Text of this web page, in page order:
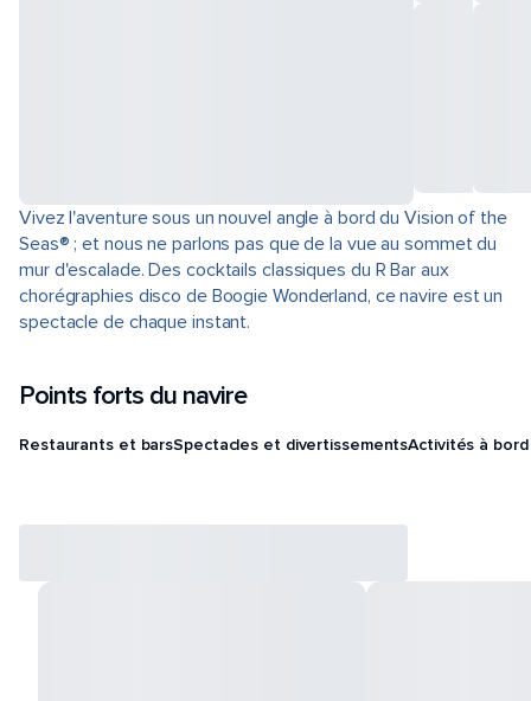
Vivez l'aventure sous un nouvel angle à bord du Vision of the
Seas® ; et nous ne parlons pas que de la vue au sommet du
mur d'escalade. Des cocktails classiques du R Bar aux
chorégraphies disco de Boogie Wonderland, ce navire est un
spectacle de chaque instant.
Points forts du navire
Restaurants et barsSpectacles et divertissementsActivités à bord